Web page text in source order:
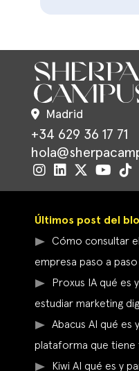
Madrid
+34 629 36 17 71
Últimos post del
Cómo consultar
empresa paso a paso
Proxus IA qué es
estudiar marketing
Abacus AI qué es
plataforma que tiene
Kiwi AI qué es y